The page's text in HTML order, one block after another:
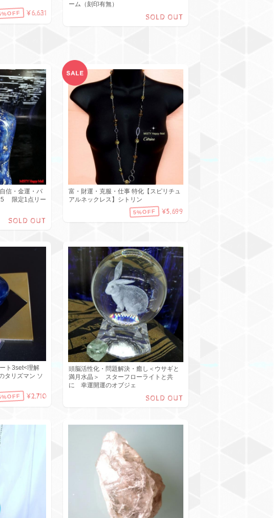
¥6,631
ーム（刻印有無）
SOLD OUT
信・金運・パ
限定1点リー
SOLD OUT
富・財運・克服・仕事 特化【スピリチュ
アルネックレス】シトリン
5%OFF ¥5,699
ト3set<理解
タリズマン ソ
¥2,710
頭脳活性化・問題解決・癒し＜ウサギと
満月水晶＞ スターフローライトと共
に 幸運開運のオブジェ
SOLD OUT